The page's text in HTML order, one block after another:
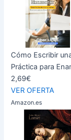
Cómo Escribir
Práctica para
2,69€
VER OFERTA
Amazon.es